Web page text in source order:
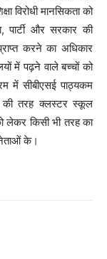
विरोधी मानसिकता को
पार्टी और सरकार की
करने का अधिकार
में पढ़ने वाले बच्चों को
में सीबीएसई पाठ्यकम
की तरह क्लस्टर स्कूल
लेकर किसी भी तरह का
के।